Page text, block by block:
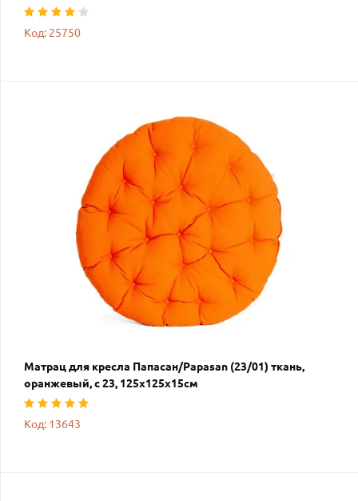
Код: 25750
Матрац для кресла Папасан/Papasan (23/01) ткань,
оранжевый, с 23, 125х125х15см
Код: 13643